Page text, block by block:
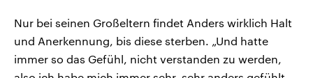
Nur bei seinen Großeltern findet Anders wirklich Halt
und Anerkennung, bis diese sterben. „Und hatte
immer so das Gefühl, nicht verstanden zu werden,